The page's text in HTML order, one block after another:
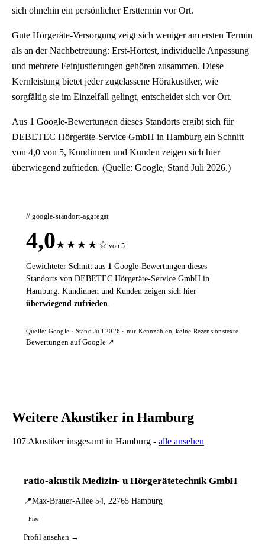
sich ohnehin ein persönlicher Ersttermin vor Ort.
Gute Hörgeräte-Versorgung zeigt sich weniger am ersten Termin
als an der Nachbetreuung: Erst-Hörtest, individuelle Anpassung
und mehrere Feinjustierungen gehören zusammen. Diese
Kernleistung bietet jeder zugelassene Hörakustiker, wie
sorgfältig sie im Einzelfall gelingt, entscheidet sich vor Ort.
Aus 1 Google-Bewertungen dieses Standorts ergibt sich für
DEBETEC Hörgeräte-Service GmbH in Hamburg ein Schnitt
von 4,0 von 5, Kundinnen und Kunden zeigen sich hier
überwiegend zufrieden. (Quelle: Google, Stand Juli 2026.)
// google-standort-aggregat
4,0★ ★ ★ ★ ☆ von 5
Gewichteter Schnitt aus 1 Google-Bewertungen dieses
Standorts von DEBETEC Hörgeräte-Service GmbH in
Hamburg. Kundinnen und Kunden zeigen sich hier
überwiegend zufrieden.
Quelle: Google · Stand Juli 2026 · nur Kennzahlen, keine Rezensionstexte
Bewertungen auf Google ↗
Weitere Akustiker in Hamburg
107 Akustiker insgesamt in Hamburg - alle ansehen
ratio-akustik Medizin- u Hörgerätetechnik GmbH
📍Max-Brauer-Allee 54, 22765 Hamburg
Free
Profil ansehen →